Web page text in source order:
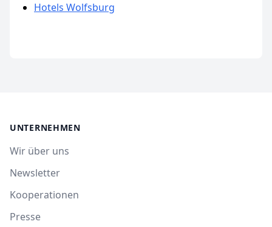
Hotels Wolfsburg
UNTERNEHMEN
Wir über uns
Newsletter
Kooperationen
Presse